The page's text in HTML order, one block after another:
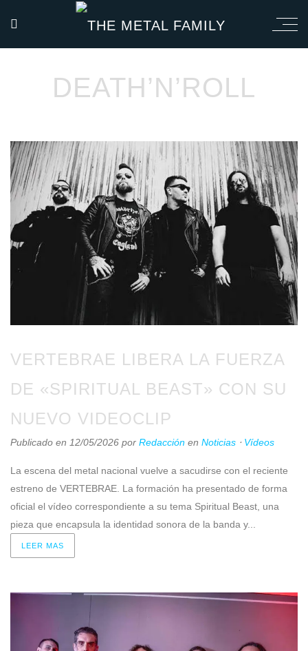
DEATH’N’ROLL
VERTEBRAE LIBERA LA FUERZA
DE «SPIRITUAL BEAST» CON SU
NUEVO VIDEOCLIP
Publicado en 12/05/2026 por Redacción en Noticias ⋅ Vídeos
La escena del metal nacional vuelve a sacudirse con el reciente
estreno de VERTEBRAE. La formación ha presentado de forma
oficial el vídeo correspondiente a su tema Spiritual Beast, una
pieza que encapsula la identidad sonora de la banda y...
LEER MAS